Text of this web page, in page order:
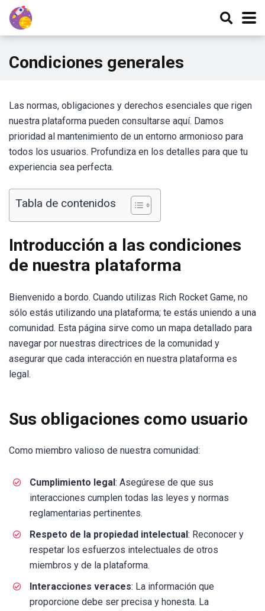
Condiciones generales
Las normas, obligaciones y derechos esenciales que rigen
nuestra plataforma pueden consultarse aquí. Damos
prioridad al mantenimiento de un entorno armonioso para
todos los usuarios. Profundiza en los detalles para que tu
experiencia sea perfecta.
Tabla de contenidos
Introducción a las condiciones
de nuestra plataforma
Bienvenido a bordo. Cuando utilizas Rich Rocket Game, no
sólo estás utilizando una plataforma; te estás uniendo a una
comunidad. Esta página sirve como un mapa detallado para
navegar por nuestras directrices de la comunidad y
asegurar que cada interacción en nuestra plataforma es
legal.
Sus obligaciones como usuario
Como miembro valioso de nuestra comunidad:
Cumplimiento legal : Asegúrese de que sus
interacciones cumplen todas las leyes y normas
reglamentarias pertinentes.
Respeto de la propiedad intelectual : Reconocer y
respetar los esfuerzos intelectuales de otros
miembros y de la plataforma.
Interacciones veraces: La información que
proporcione debe ser precisa y honesta. La